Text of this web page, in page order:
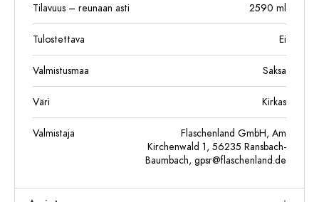
Tilavuus – reunaan asti 2590 ml
Tulostettava Ei
Valmistusmaa Saksa
Väri Kirkas
Valmistaja
Flaschenland GmbH, Am
Kirchenwald 1, 56235 Ransbach-
Baumbach, gpsr@flaschenland.de